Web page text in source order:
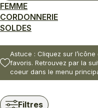
FEMME
CORDONNERIE
SOLDES
Astuce : Cliquez sur
favoris. Retrouvez par la
coeur dans le menu
Filtres